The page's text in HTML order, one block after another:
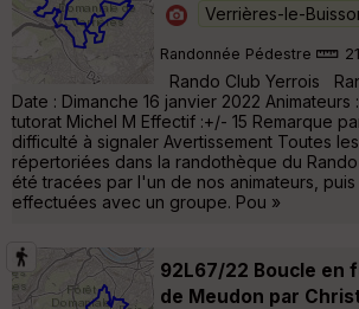
Verrières-le-
Randonnée Pédestre
Rando Club Yerrois
Date : Dimanche 16 janvier 2022 Animateurs
tutorat Michel M Effectif :+/- 15 Remarque
difficulté à signaler Avertissement Toutes
répertoriées dans la randothèque du
été tracées par l'un de nos animateurs,
effectuées avec un groupe. Pou »
92L67/22 Boucle en
de Meudon par